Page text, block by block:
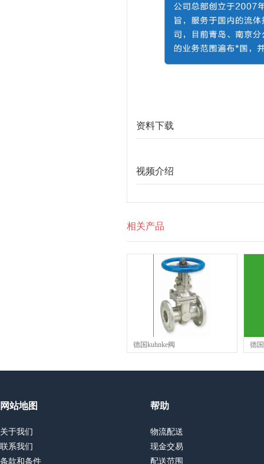
资料下载
视频介绍
相关产品
德国kuhnke阀 德
网站地图
关于我们
联系我们
条款和条件
帮助
物流配送
现金交易
配送范围